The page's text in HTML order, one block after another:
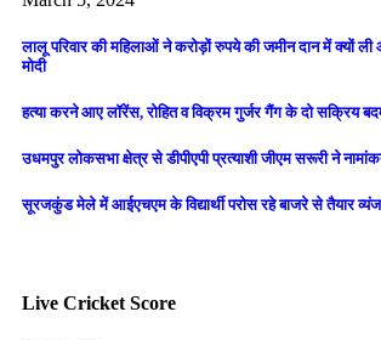
लालू परिवार की महिलाओं ने करोड़ों रुपये की जमीन दान में क्यों
मोदी
हत्या करने आए लॉरेंस, रोहित व विक्रम गुर्जर गैंग के दो सक्रिय
उधमपुर लोकसभा क्षेत्र से डीपीएपी प्रत्याशी जीएम सरूरी ने
सूरजकुंड मेले में आईएचएम के विद्यार्थी परोस रहे बाजरे से तैयार
Live Cricket Score